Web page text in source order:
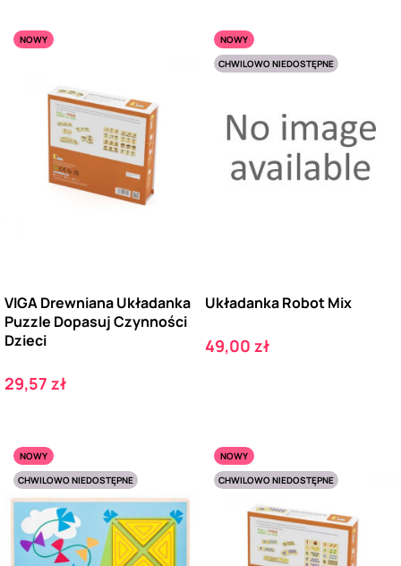
NOWY
VIGA Drewniana Układanka
Puzzle Dopasuj Czynności
Dzieci
Cena
29,57 zł
NOWY
CHWILOWO NIEDOSTĘPNE
Układanka Robot Mix
Cena
49,00 zł
NOWY
CHWILOWO NIEDOSTĘPNE
NOWY
CHWILOWO NIEDOSTĘPNE